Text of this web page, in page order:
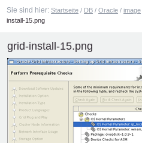
Sie sind hier: Startseite / DB /Oracle /image
install-15.png
grid-install-15.png